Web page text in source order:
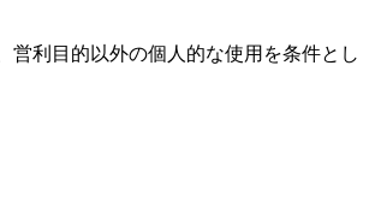
営利目的以外の個人的な使用を条件とし